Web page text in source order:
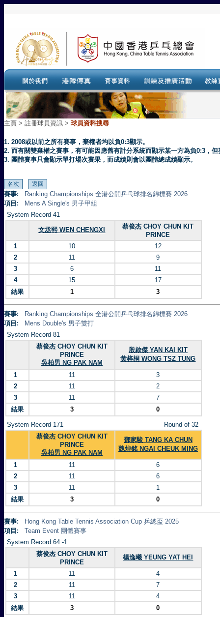
主頁 > 註冊球員資訊 > 球員資料搜尋
1. 2008或以前之所有賽事，棄權者均以負0:3顯示。
2. 而有關雙棄權之賽事，有可能因應舊有計分系統而顯示某一方為負0:3，
3. 團體賽事只會顯示單打場次賽果，而成績則會以團體總成績顯示。
賽事:
Ranking Championships 全港公開乒乓球排名錦標賽 2026
項目:
Mens A Single's 男子甲組
System Record 41
文丞熙 WEN CHENGXI
蔡俊杰 CHOY CHUN KIT
PRINCE
1
10
12
2
11
9
3
6
11
4
15
17
結果
1 3
賽事:
Ranking Championships 全港公開乒乓球排名錦標賽 2026
項目:
Mens Double's 男子雙打
System Record 81
蔡俊杰 CHOY CHUN KIT
PRINCE
吳柏男 NG PAK NAM
殷啟傑 YAN KAI KIT
黃梓桐 WONG TSZ TUNG
1 11
3
2
11
2
3
11
7
結果
3 0
System Record 171
Round of 32
蔡俊杰 CHOY CHUN KIT
PRINCE
吳柏男 NG PAK NAM
鄧家駿 TANG KA CHUN
魏焯銘 NGAI CHEUK MING
1 11
6
2
11
6
3
11
1
結果
3 0
賽事:
Hong Kong Table Tennis Association Cup 乒總盃 2025
項目:
Team Event 團體賽事
System Record 64 -1
蔡俊杰 CHOY CHUN KIT
PRINCE
楊逸曦 YEUNG YAT HEI
1 11
4
2
11
7
3
11
4
結果
3 0